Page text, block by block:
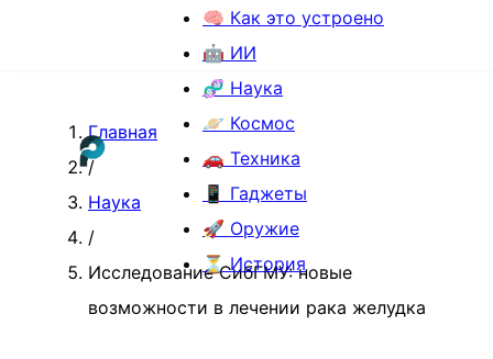
🧠 Как это устроено
🤖 ИИ
🧬 Наука
🪐 Космос
🚗 Техника
📱 Гаджеты
🚀 Оружие
⏳ История
Главная
/
Наука
/
Исследование СибГМУ: новые
возможности в лечении рака желудка